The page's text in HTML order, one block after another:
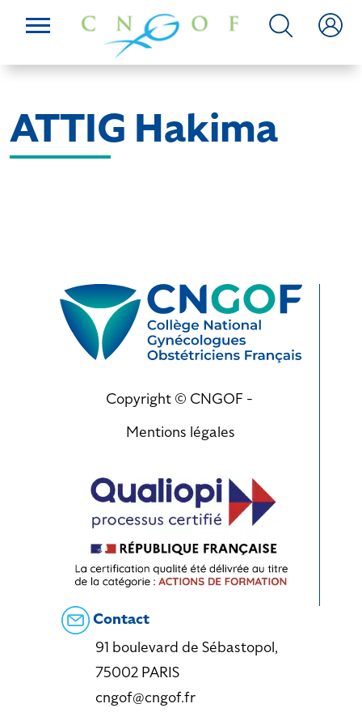
ATTIG Hakima
Copyright © CNGOF -
Mentions légales
Contact
91 boulevard de Sébastopol,
75002 PARIS
cngof@cngof.fr